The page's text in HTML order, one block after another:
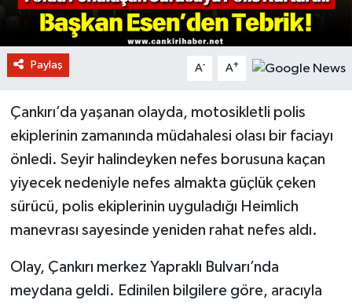
Paylaş A- A+
Çankırı’da yaşanan olayda, motosikletli polis
ekiplerinin zamanında müdahalesi olası bir faciayı
önledi. Seyir halindeyken nefes borusuna kaçan
yiyecek nedeniyle nefes almakta güçlük çeken
sürücü, polis ekiplerinin uyguladığı Heimlich
manevrası sayesinde yeniden rahat nefes aldı.
Olay, Çankırı merkez Yapraklı Bulvarı’nda
meydana geldi. Edinilen bilgilere göre, aracıyla